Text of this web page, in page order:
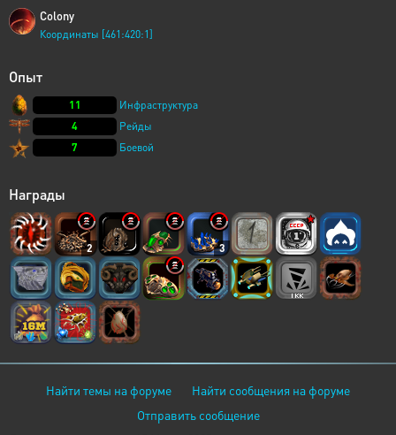
Colony
Координаты [461:420:1]
Опыт
11
Инфраструктура
4
Рейды
7
Боевой
Награды
2 3
Найти темы на форуме
Найти сообщения на форуме
Отправить сообщение